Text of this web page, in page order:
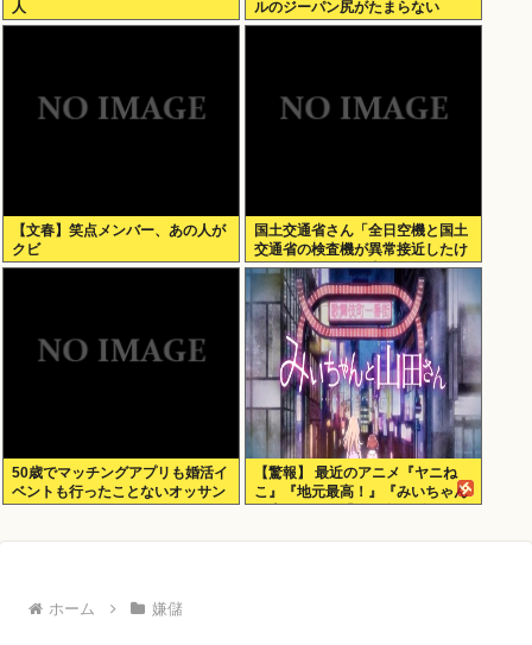
人
ルのジーパン尻がたまらない
【文春】笑点メンバー、あの人が
クビ
国土交通省さん「全日空機と国土
交通省の検査機が異常接近したけ
ど”ニアミス”には当たらない(ニチ
ャァ」
50歳でマッチングアプリも婚活イ
ベントも行ったことないオッサン
【驚報】 最近のアニメ『ヤニね
こ』『地元最高！』『みいちゃん
ホーム 嫌儲